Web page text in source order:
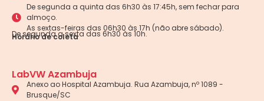
De segunda a quinta das 6h30 às 17:45h, sem fechar para
almoço.
As sextas-feiras das 06h30 às 17h (não abre sábado).
Horário de coleta
De segunda a sexta das 6h30 às 10h.
LabVW Azambuja
Anexo ao Hospital Azambuja. Rua Azambuja, nº 1089 -
Brusque/SC